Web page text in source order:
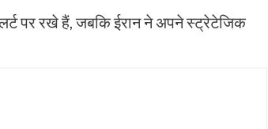
पर रखे हैं, जबकि ईरान ने अपने स्ट्रेटेजिक